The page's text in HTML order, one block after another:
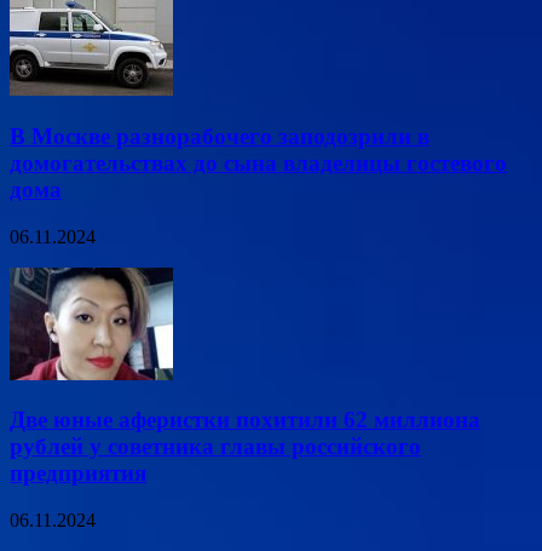
В Москве разнорабочего заподозрили в
домогательствах до сына владелицы гостевого
дома
06.11.2024
Две юные аферистки похитили 62 миллиона
рублей у советника главы российского
предприятия
06.11.2024